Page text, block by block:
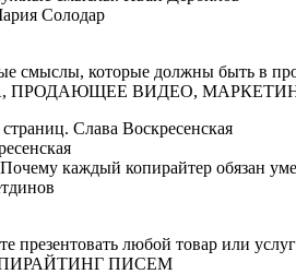
Солодар
смыслы, которые должны быть в
ПРОДАЮЩЕЕ ВИДЕО,
Слава Воскресенская
каждый копирайтер обязан
презентовать любой товар или
ПИСЕМ